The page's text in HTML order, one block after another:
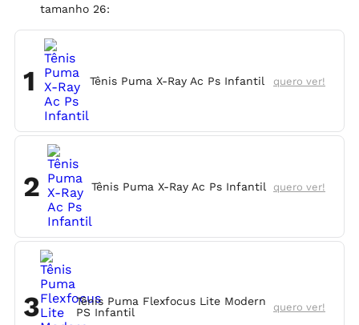
tamanho 26:
1 Tênis Puma X-Ray Ac Ps Infantil quero ver!
2 Tênis Puma X-Ray Ac Ps Infantil quero ver!
3
Tênis Puma Flexfocus Lite Modern
PS Infantil
quero ver!